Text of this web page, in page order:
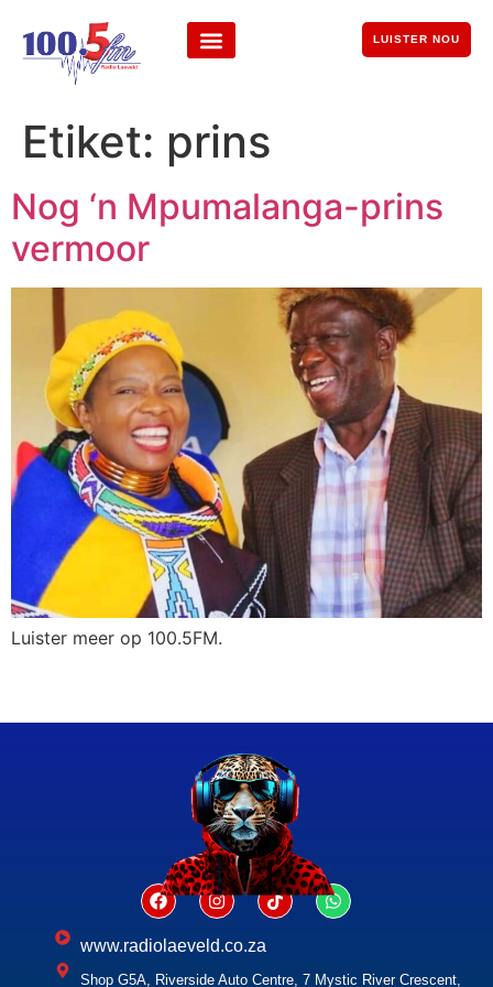
LUISTER NOU
Etiket: prins
Nog ‘n Mpumalanga-prins
vermoor
Luister meer op 100.5FM.
www.radiolaeveld.co.za
Shop G5A, Riverside Auto Centre, 7 Mystic River Crescent,